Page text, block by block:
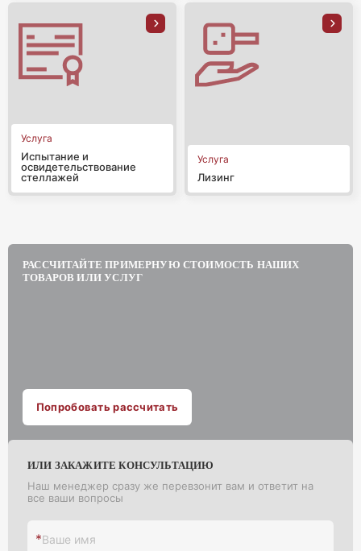
Услуга
Испытание и
освидетельствование
стеллажей
Услуга
Лизинг
РАССЧИТАЙТЕ ПРИМЕРНУЮ СТОИМОСТЬ НАШИХ
ТОВАРОВ ИЛИ УСЛУГ
Попробовать рассчитать
ИЛИ ЗАКАЖИТЕ КОНСУЛЬТАЦИЮ
Наш менеджер сразу же перевзонит вам и ответит на
все ваши вопросы
*Ваше имя